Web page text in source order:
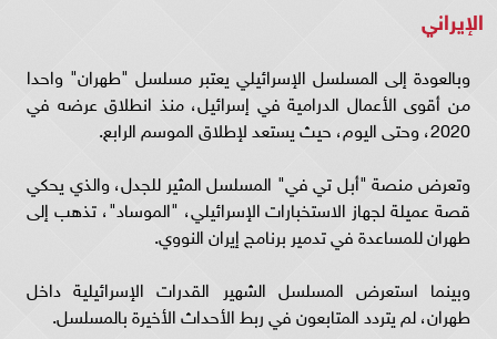
الإيراني
وبالعودة إلى المسلسل الإسرائيلي يعتبر مسلسل "طهران" واحدا
من أقوى الأعمال الدرامية في إسرائيل، منذ انطلاق عرضه في
2020، وحتى اليوم، حيث يستعد لإطلاق الموسم الرابع.
وتعرض منصة "أبل تي في" المسلسل المثير للجدل، والذي يحكي
قصة عميلة لجهاز الاستخبارات الإسرائيلي، "الموساد"، تذهب إلى
طهران للمساعدة في تدمير برنامج إيران النووي.
وبينما استعرض المسلسل الشهير القدرات الإسرائيلية داخل
طهران، لم يتردد المتابعون في ربط الأحداث الأخيرة بالمسلسل.